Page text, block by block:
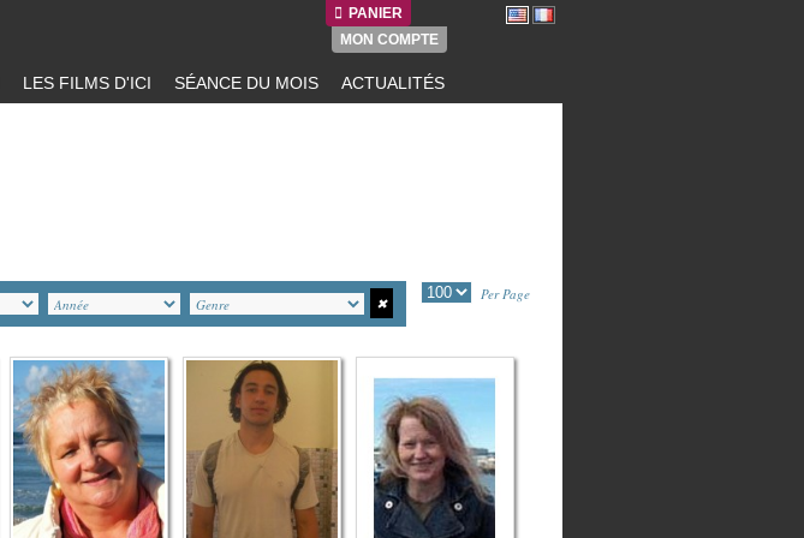
PANIER
MON COMPTE
LES FILMS D'ICI SÉANCE DU MOIS ACTUALITÉS
✖
Per Page